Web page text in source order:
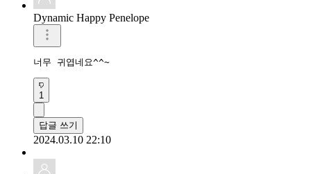
Dynamic Happy Penelope
너무 귀엽네요^^~
1
답글 쓰기
2024.03.10 22:10